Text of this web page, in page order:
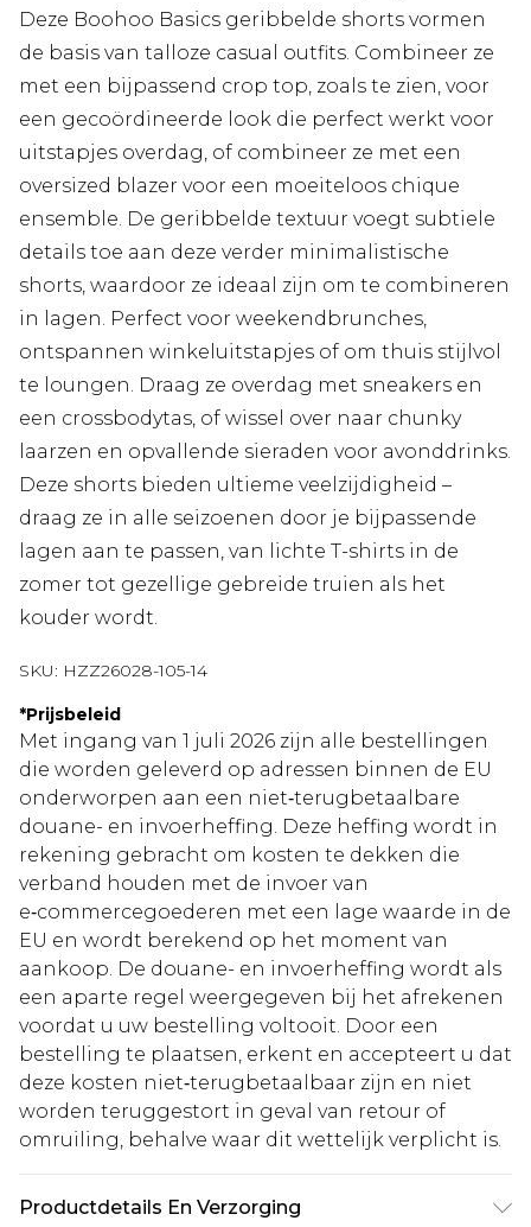
Deze Boohoo Basics geribbelde shorts vormen
de basis van talloze casual outfits. Combineer ze
met een bijpassend crop top, zoals te zien, voor
een gecoördineerde look die perfect werkt voor
uitstapjes overdag, of combineer ze met een
oversized blazer voor een moeiteloos chique
ensemble. De geribbelde textuur voegt subtiele
details toe aan deze verder minimalistische
shorts, waardoor ze ideaal zijn om te combineren
in lagen. Perfect voor weekendbrunches,
ontspannen winkeluitstapjes of om thuis stijlvol
te loungen. Draag ze overdag met sneakers en
een crossbodytas, of wissel over naar chunky
laarzen en opvallende sieraden voor avonddrinks.
Deze shorts bieden ultieme veelzijdigheid –
draag ze in alle seizoenen door je bijpassende
lagen aan te passen, van lichte T-shirts in de
zomer tot gezellige gebreide truien als het
kouder wordt.
SKU: HZZ26028-105-14
*Prijsbeleid
Met ingang van 1 juli 2026 zijn alle bestellingen
die worden geleverd op adressen binnen de EU
onderworpen aan een niet‑terugbetaalbare
douane- en invoerheffing. Deze heffing wordt in
rekening gebracht om kosten te dekken die
verband houden met de invoer van
e‑commercegoederen met een lage waarde in de
EU en wordt berekend op het moment van
aankoop. De douane- en invoerheffing wordt als
een aparte regel weergegeven bij het afrekenen
voordat u uw bestelling voltooit. Door een
bestelling te plaatsen, erkent en accepteert u dat
deze kosten niet‑terugbetaalbaar zijn en niet
worden teruggestort in geval van retour of
omruiling, behalve waar dit wettelijk verplicht is.
Productdetails En Verzorging